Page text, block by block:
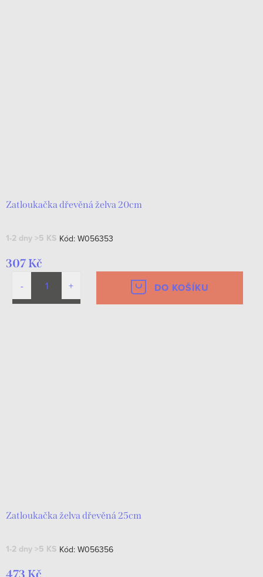
Zatloukačka dřevěná želva 20cm
1-2 dny >5 KS Kód: W056353
307 Kč
DO KOŠÍKU
Zatloukačka želva dřevěná 25cm
1-2 dny >5 KS Kód: W056356
473 Kč